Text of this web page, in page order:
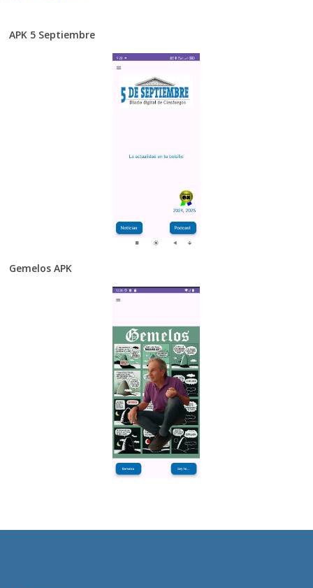
APK 5 Septiembre
Gemelos APK